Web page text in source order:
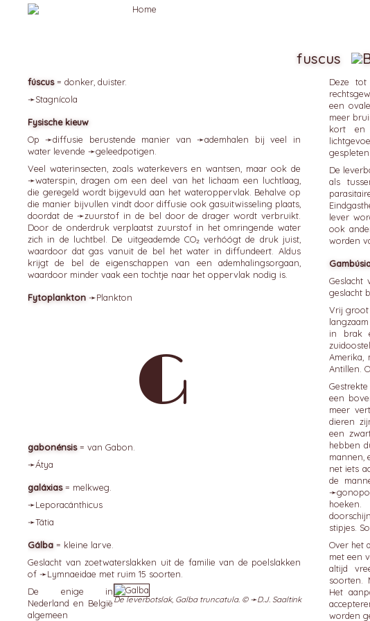
fuscus
fúscus = donker, duister.
➛Stagnícola
Fysische kieuw
Op ➛diffusie berustende manier van ➛ademhalen bij veel in
water levende ➛geleedpotigen
Veel waterinsecten, zoals waterkevers en wantsen, maar ook de
➛waterspin , dragen om een deel van het lichaam een luchtlaag,
die geregeld wordt bijgevuld aan het wateroppervlak. Behalve op
die manier bijvullen vindt door diffusie ook gasuitwisseling plaats,
doordat de ➛zuurstof in de bel door de drager wordt verbruikt.
Door de onderdruk verplaatst zuurstof in het omringende water
zich in de luchtbel. De uitgeademde CO₂ verhóógt de druk juist,
waardoor dat gas vanuit de bel het water in diffundeert. Aldus
krijgt de bel de eigenschappen van een ademhalingsorgaan,
waardoor minder vaak een tochtje naar het oppervlak nodig is.
Fytoplankton ➛Plankton
G
gabonénsis = van Gabon.
➛Átya
galáxias = melkweg.
➛Leporacánthicus
➛Tátia
Gálba = kleine larve.
Geslacht van zoetwaterslakken uit de familie van de poelslakken
of ➛Lymnaeidae met ruim 15 soorten.
De leverbotslak, Galba truncatula. © ➛D.J. Saaltink
De enige in
Nederland en België
algemeen
Deze
een
meer
kort en
gespleten
De
als
lever
ook
worden
geslacht
Vrij groot
in brak
Amerika,
Antillen.
een
meer
dieren
een
hebben
mannen,
net iets
de
➛
stipjes.
Over het
met een
altijd
soorten.
Het
worden